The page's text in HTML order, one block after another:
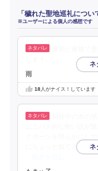
「穢れた聖地巡礼につ
※ユーザーによる個人の感想です
雨
18人がナイス！しています
にちょっと似てる。新